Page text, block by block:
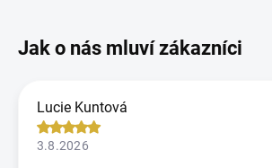
Lucie Kuntová
3.8.2026